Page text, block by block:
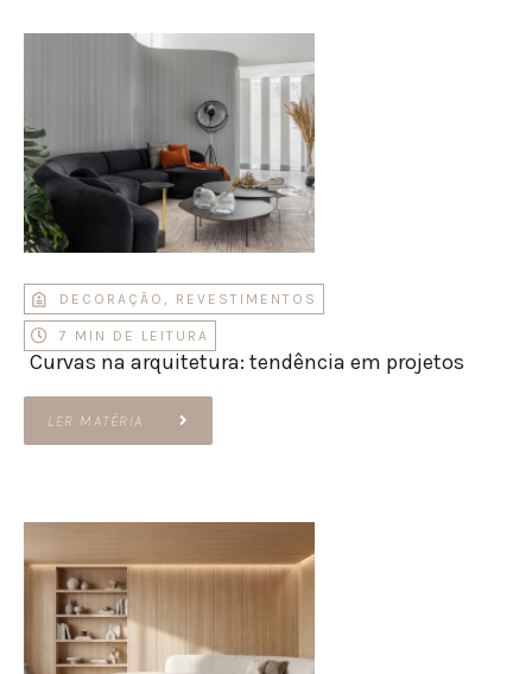
DECORAÇÃO , REVESTIMENTOS
7 MIN DE LEITURA
Curvas na arquitetura: tendência em projetos
LER MATÉRIA